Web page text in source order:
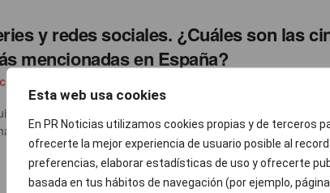
Esta web usa cookies
En PR Noticias utilizamos cookies propias y de terceros
ofrecerte la mejor experiencia de usuario posible al
preferencias, elaborar estadísticas de uso y ofrecerte
basada en tus hábitos de navegación (por ejemplo,
y redes sociales. ¿Cuáles son las
mencionadas en España?
Carleth Morales
no ha dicho la típica frase de “un capítulo más y me voy a la
La fiebre por ...